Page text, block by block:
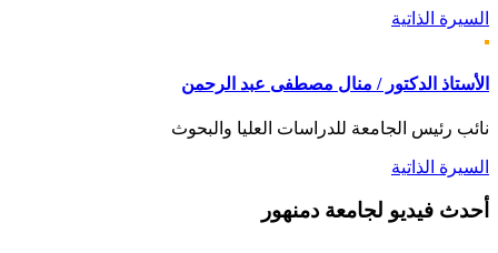
السيرة الذاتية
الأستاذ الدكتور / منال مصطفى عبد الرحمن
نائب رئيس الجامعة للدراسات العليا والبحوث
السيرة الذاتية
أحدث فيديو لجامعة دمنهور